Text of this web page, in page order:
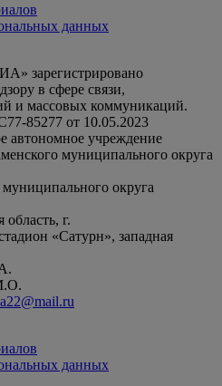
данных
зарегистрировано
в сфере связи,
и массовых коммуникаций.
85277 от 10.05.2023
автономное учреждение
муниципального округа
округа
г.
«Сатурн», западная
данных